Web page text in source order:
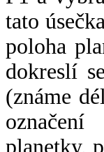
tato
poloha
dokreslí
(známe
planetky,